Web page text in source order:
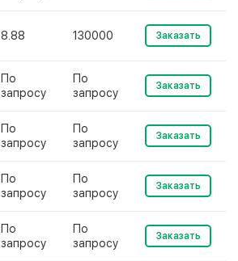
8.88 130000 Заказать
По
запросу
По
запросу
Заказать
По
запросу
По
запросу
Заказать
По
запросу
По
запросу
Заказать
По
запросу
По
запросу
Заказать